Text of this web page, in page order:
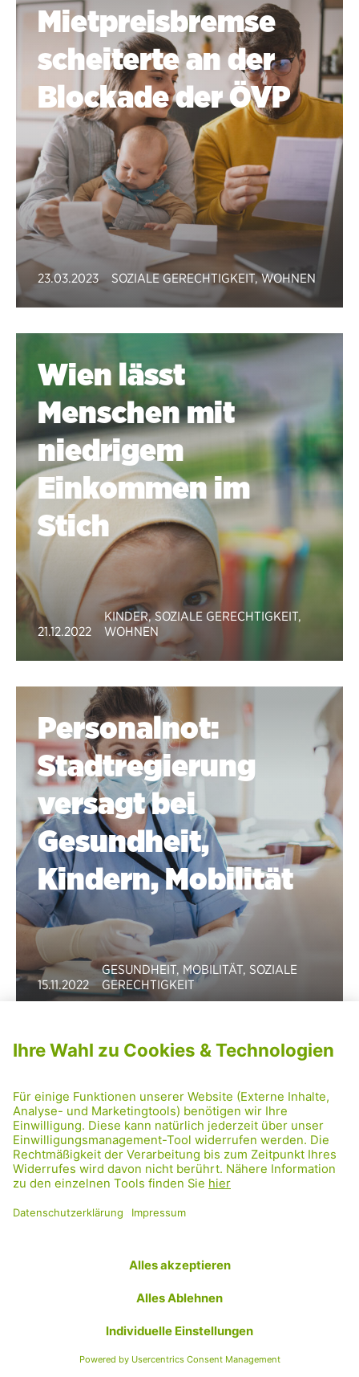
Mietpreisbremse
scheiterte an der
Blockade der ÖVP
23.03.2023 SOZIALE GERECHTIGKEIT,WOHNEN
Wien lässt
Menschen mit
niedrigem
Einkommen im
Stich
21.12.2022
KINDER,SOZIALE GERECHTIGKEIT,
WOHNEN
Personalnot:
Stadtregierung
versagt bei
Gesundheit,
Kindern, Mobilität
15.11.2022
GESUNDHEIT, MOBILITÄT, SOZIALE
GERECHTIGKEIT
Abriss-Spekulation
stoppen
SOZIALE GERECHTIGKEIT